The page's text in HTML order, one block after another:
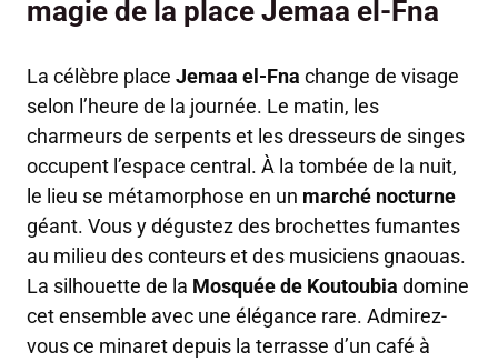
magie de la place Jemaa el-Fna
La célèbre place Jemaa el-Fna change de visage
selon l’heure de la journée. Le matin, les
charmeurs de serpents et les dresseurs de singes
occupent l’espace central. À la tombée de la nuit,
le lieu se métamorphose en un marché nocturne
géant. Vous y dégustez des brochettes fumantes
au milieu des conteurs et des musiciens gnaouas.
La silhouette de la Mosquée de Koutoubia domine
cet ensemble avec une élégance rare. Admirez-
vous ce minaret depuis la terrasse d’un café à